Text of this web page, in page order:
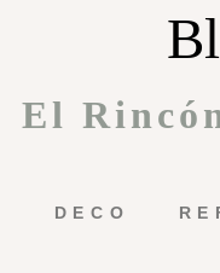
El
DECO